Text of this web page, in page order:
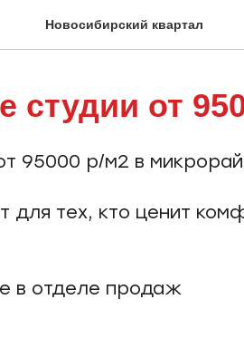
Новосибирский квартал
студии от
95000 р/м2 в
для тех, кто ценит
в отделе продаж